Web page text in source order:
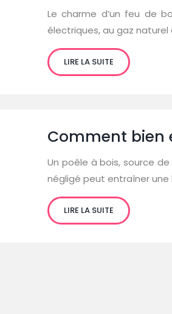
Le charme d’un feu de
électriques, au gaz
LIRE LA SUITE
Comment bien
Un poêle à bois, source
négligé peut entraîner une
LIRE LA SUITE